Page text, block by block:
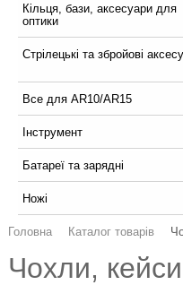
Кільця, бази, аксесуари для
оптики
Стрілецькі та збройові
Все для AR10/AR15
Інструмент
Батареї та зарядні
Ножі
Головна Каталог товарів
Чохли,